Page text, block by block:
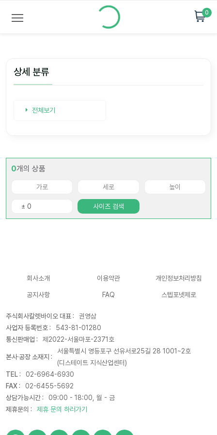
0
상세 분류
전체보기
0개의 상품
사이즈 검색
회사소개 이용약관 개인정보처리방침
공지사항 FAQ 스텝포넷제로
주식회사칼렛바이오 대표 :
권영삼
사업자 등록번호 :
543-81-01280
통신판매업 :
제2022-서울마포-2371호
본사·공장 소재지 :
서울특별시 영등포구 선유서로25길 28 1001~2호
(디스테이트 지식산업센터)
TEL :
02-6964-6930
FAX :
02-6455-5692
상담가능시간 :
09:00 - 18:00, 월 - 금
제휴문의 :
제휴 문의 하러가기